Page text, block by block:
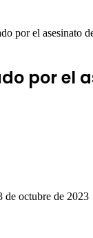
por el asesinato
por
de octubre de 2023